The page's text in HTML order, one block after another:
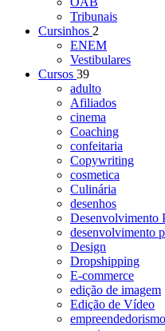
Tribunais
Cursinhos 2
ENEM
Vestibulares
Cursos 39
adulto
Afiliados
cinema
Coaching
confeitaria
Copywriting
cosmetica
Culinária
desenhos
Desenvolvimento
desenvolvimento
Design
Dropshipping
E-commerce
edição de imagem
Edição de Vídeo
empreendedorismo